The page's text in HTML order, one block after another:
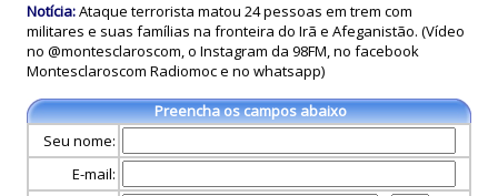
Notícia:Ataque terrorista matou 24 pessoas em trem com
militares e suas famílias na fronteira do Irã e Afeganistão. (Vídeo
no @montesclaroscom, o Instagram da 98FM, no facebook
Montesclaroscom Radiomoc e no whatsapp)
Preencha os campos abaixo
Seu nome:
E-mail: